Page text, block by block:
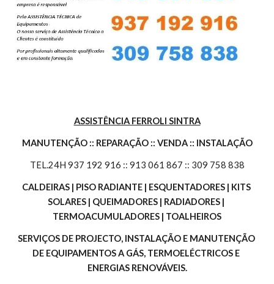
ASSISTÊNCIA FERROLI SINTRA
MANUTENÇÃO :: REPARAÇÃO :: VENDA :: INSTALAÇÃO
TEL.24H 937 192 916 :: 913 061 867 :: 309 758 838
CALDEIRAS | PISO RADIANTE | ESQUENTADORES | KITS
SOLARES | QUEIMADORES | RADIADORES |
TERMOACUMULADORES | TOALHEIROS
SERVIÇOS DE PROJECTO, INSTALAÇÃO E MANUTENÇÃO
DE EQUIPAMENTOS A GÁS, TERMOELÉCTRICOS E
ENERGIAS RENOVÁVEIS.